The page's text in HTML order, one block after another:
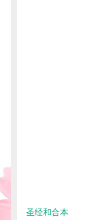
圣经和合本